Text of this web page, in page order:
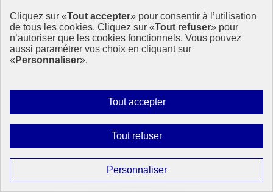
Cliquez sur «Tout accepter» pour consentir à l’utilisation
de tous les cookies. Cliquez sur «Tout refuser» pour
n’autoriser que les cookies fonctionnels. Vous pouvez
aussi paramétrer vos choix en cliquant sur
« Personnaliser».
Tout accepterAutoriser
tous
Tout refuserInterdire
tous
PersonnaliserParamétrer
les